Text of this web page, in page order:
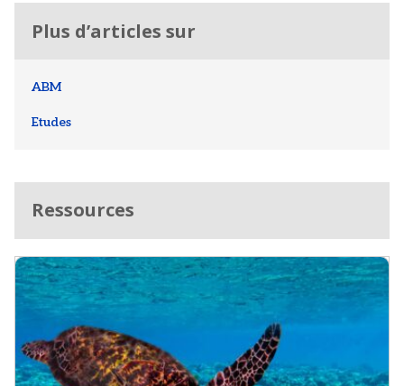
Plus d’articles sur
ABM
Etudes
Ressources